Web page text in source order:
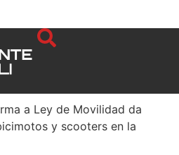
a Ley de Movilidad da
y scooters en la